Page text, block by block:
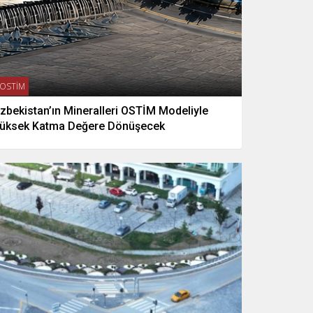
OSTİM
Mineralleri OSTİM Modeliyle
Katma Değere Dönüşecek